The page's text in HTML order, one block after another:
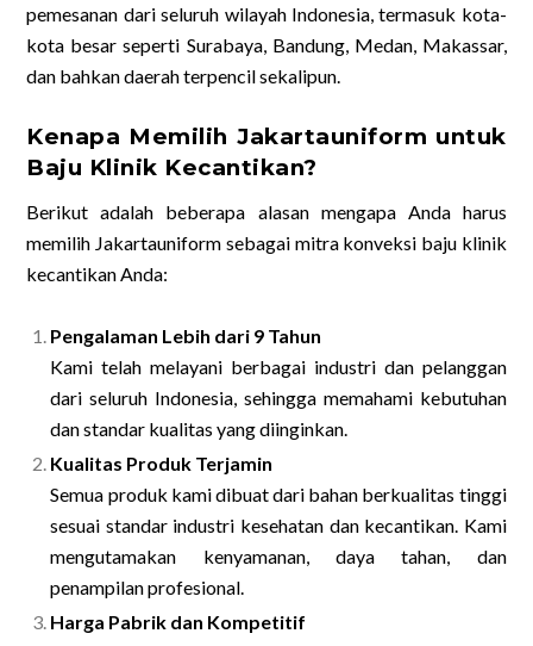
pemesanan dari seluruh wilayah Indonesia, termasuk kota-
kota besar seperti Surabaya, Bandung, Medan, Makassar,
dan bahkan daerah terpencil sekalipun.
Kenapa Memilih Jakartauniform untuk
Baju Klinik Kecantikan?
Berikut adalah beberapa alasan mengapa Anda harus
memilih Jakartauniform sebagai mitra konveksi baju klinik
kecantikan Anda:
Pengalaman Lebih dari 9 Tahun
Kami telah melayani berbagai industri dan pelanggan
dari seluruh Indonesia, sehingga memahami kebutuhan
dan standar kualitas yang diinginkan.
Kualitas Produk Terjamin
Semua produk kami dibuat dari bahan berkualitas tinggi
sesuai standar industri kesehatan dan kecantikan. Kami
mengutamakan kenyamanan, daya tahan, dan
penampilan profesional.
Harga Pabrik dan Kompetitif